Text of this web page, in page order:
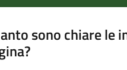
sono chiare le